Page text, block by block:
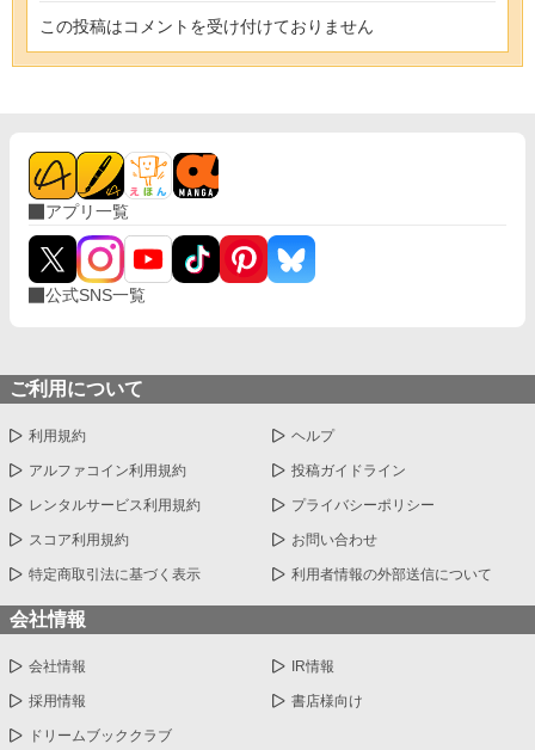
この投稿はコメントを受け付けておりません
アプリ一覧
公式SNS一覧
ご利用について
利用規約 ヘルプ
アルファコイン利用規約 投稿ガイドライン
レンタルサービス利用規約 プライバシーポリシー
スコア利用規約 お問い合わせ
特定商取引法に基づく表示 利用者情報の外部送信について
会社情報
会社情報 IR情報
採用情報 書店様向け
ドリームブッククラブ